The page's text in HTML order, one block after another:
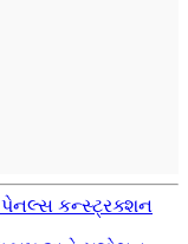
પેનલ્સ કન્સ્ટ્રક્શન